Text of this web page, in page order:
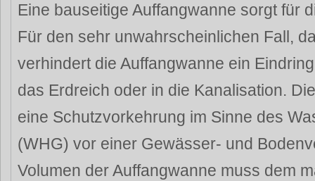
Eine bauseitige Auffangwanne sorgt für
Für den sehr unwahrscheinlichen Fall,
verhindert die Auffangwanne ein
das Erdreich oder in die Kanalisation.
eine Schutzvorkehrung im Sinne des
(WHG) vor einer Gewässer- und
Volumen der Auffangwanne muss dem